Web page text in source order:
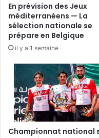
En prévision des Jeux
méditerranéens — La
sélection nationale se
prépare en Belgique
il y a 1 semaine
Championnat national